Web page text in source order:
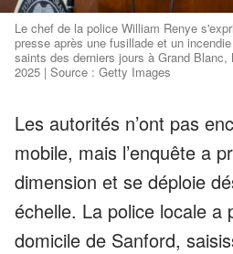
Le chef de la police William Renye
presse après une fusillade et un
saints des derniers jours à Grand
2025 | Source : Getty Images
Les autorités n’ont pas
mobile, mais l’enquête a
dimension et se déploie
échelle. La police locale a
domicile de Sanford,